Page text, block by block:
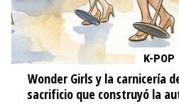
K-POP
Wonder Girls y la carnicería
sacrificio que construyó la